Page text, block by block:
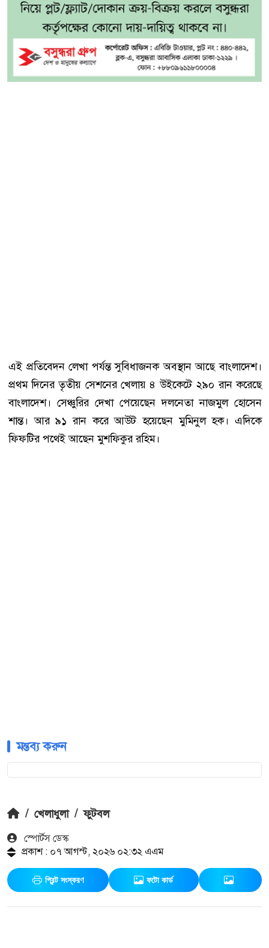
এই প্রতিবেদন লেখা পর্যন্ত সুবিধাজনক অবস্থান আছে বাংলাদেশ।
প্রথম দিনের তৃতীয় সেশনের খেলায় ৪ উইকেটে ২৯০ রান করেছে
বাংলাদেশ। সেঞ্চুরির দেখা পেয়েছেন দলনেতা নাজমুল হোসেন
শান্ত। আর ৯১ রান করে আউট হয়েছেন মুমিনুল হক। এদিকে
ফিফটির পথেই আছেন মুশফিকুর রহিম।
মন্তব্য করুন
/ খেলাধুলা / ফুটবল
স্পোর্টস ডেস্ক
প্রকাশ : ০৭ আগস্ট, ২০২৬ ০২:৩২ এএম
প্রিন্ট সংস্করণ ফটো কার্ড